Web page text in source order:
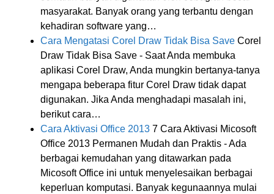
masyarakat. Banyak orang yang terbantu dengan
kehadiran software yang…
Cara Mengatasi Corel Draw Tidak Bisa Save Corel
Draw Tidak Bisa Save - Saat Anda membuka
aplikasi Corel Draw, Anda mungkin bertanya-tanya
mengapa beberapa fitur Corel Draw tidak dapat
digunakan. Jika Anda menghadapi masalah ini,
berikut cara…
Cara Aktivasi Office 2013 7 Cara Aktivasi Micosoft
Office 2013 Permanen Mudah dan Praktis - Ada
berbagai kemudahan yang ditawarkan pada
Micosoft Office ini untuk menyelesaikan berbagai
keperluan komputasi. Banyak kegunaannya mulai